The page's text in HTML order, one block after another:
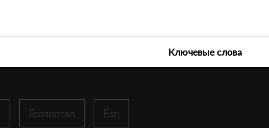
Ключевые слова
Геопортал Esri